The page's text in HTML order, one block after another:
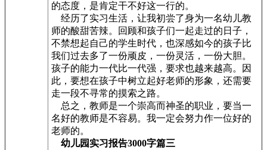
的态度，是肯定干不好这一行的。
经历了实习生活，让我初尝了身为一名幼儿教
师的酸甜苦辣。回顾和孩子们一起走过的日子，
不禁想起自己的学生时代，也深感如今的孩子比
我们过去多了一份顽皮，一份灵活，一份大胆。
孩子的能力一代比一代强，要求也越来越高。因
此，要想在孩子中树立起好老师的形象，还需要
走一段不寻常的摸索之路。
总之，教师是一个崇高而神圣的职业，要当一
名好的教师是不容易。我一定会努力作一位好的
老师的。
幼儿园实习报告3000字篇三